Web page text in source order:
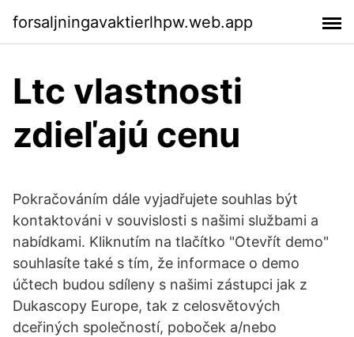
forsaljningavaktierlhpw.web.app
Ltc vlastnosti
zdieľajú cenu
Pokračováním dále vyjadřujete souhlas být
kontaktováni v souvislosti s našimi službami a
nabídkami. Kliknutím na tlačítko "Otevřít demo"
souhlasíte také s tím, že informace o demo
účtech budou sdíleny s našimi zástupci jak z
Dukascopy Europe, tak z celosvětových
dceřiných společností, poboček a/nebo